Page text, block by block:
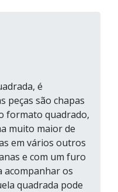
é
peças são chapas
formato quadrado,
muito maior de
em vários outros
e com um furo
acompanhar os
quadrada pode